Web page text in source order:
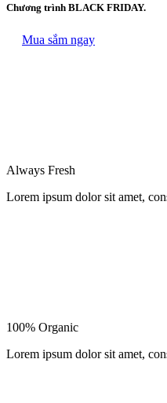
Chương trình BLACK FRIDAY.
Mua sắm ngay
Always Fresh
Lorem ipsum dolor sit amet,
100% Organic
Lorem ipsum dolor sit amet,